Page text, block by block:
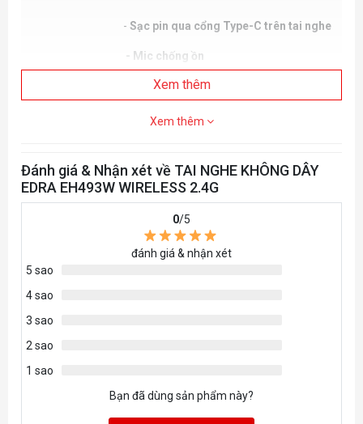
- Sạc pin qua cổng Type-C trên tai nghe
- Mic chống ồn
- Hướng bắt âm micro: đa hướng
- Độ nhạy mic: -42 db
- Đệm tai thông thoáng
- Tầm hoạt động tối đa: 12 mét.
- Độ nhạy loa: 119db
Xem thêm
Xem thêm
Đánh giá & Nhận xét về TAI NGHE KHÔNG DÂY
EDRA EH493W WIRELESS 2.4G
0/5
đánh giá & nhận xét
5 sao
4 sao
3 sao
2 sao
1 sao
Bạn đã dùng sản phẩm này?